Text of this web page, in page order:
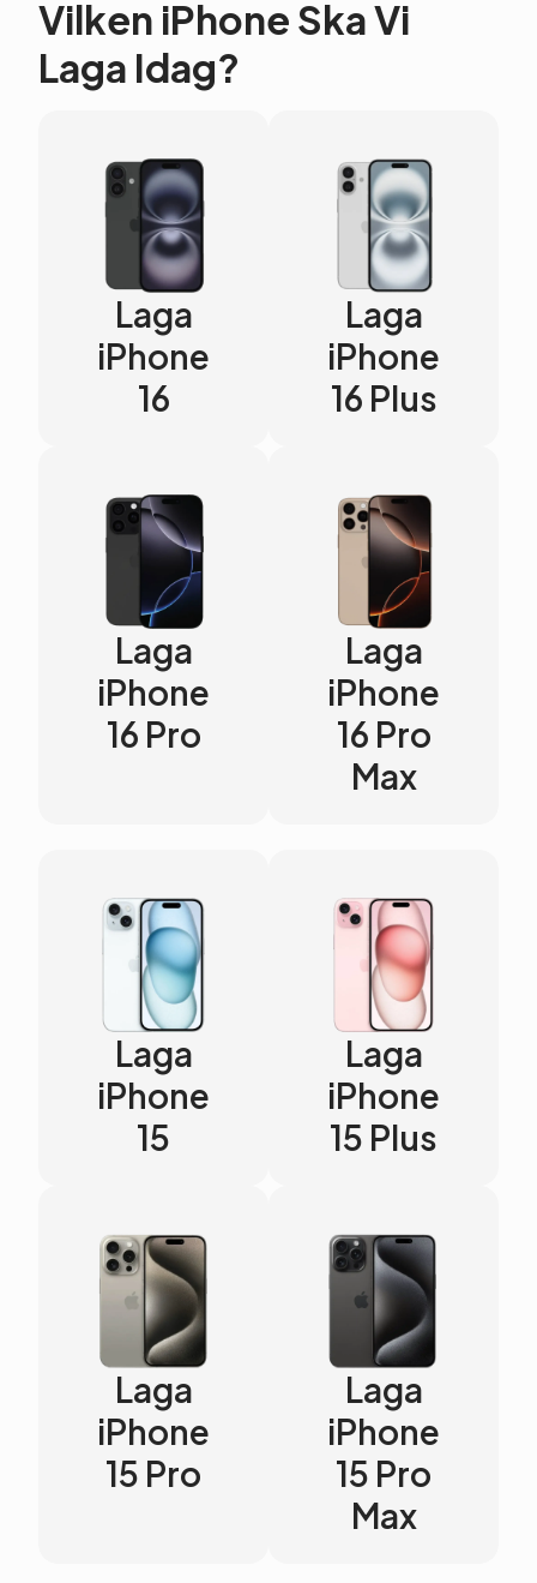
Vilken iPhone Ska Vi
Laga Idag?
Laga
iPhone
16
Laga
iPhone
16 Plus
Laga
iPhone
16 Pro
Laga
iPhone
16 Pro
Max
Laga
iPhone
15
Laga
iPhone
15 Plus
Laga
iPhone
15 Pro
Laga
iPhone
15 Pro
Max